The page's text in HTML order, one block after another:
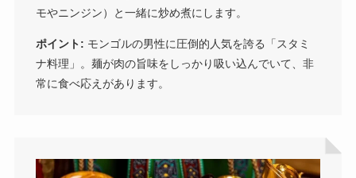
モやニンジン）と一緒に炒め煮にします。
ポイント: モンゴルの男性に圧倒的人気を誇る「スタミ
ナ料理」。麺が肉の旨味をしっかり吸い込んでいて、非
常に食べ応えがあります。